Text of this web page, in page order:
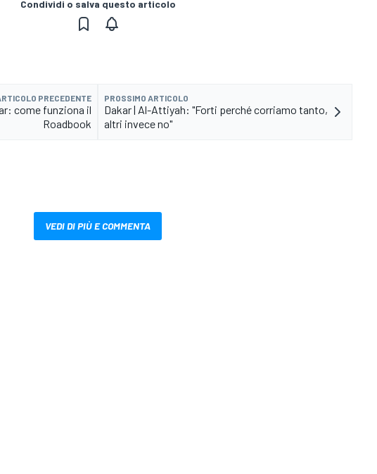
Condividi o salva questo articolo
PRECEDENTE
come funziona il
Roadbook
PROSSIMO ARTICOLO
Dakar | Al-Attiyah: "Forti perché corriamo tanto,
altri invece no"
VEDI DI PIÙ E COMMENTA